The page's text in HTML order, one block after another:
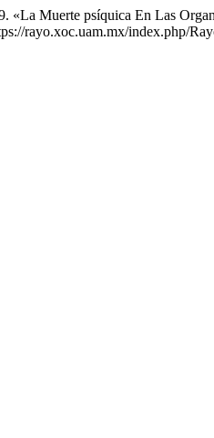
«La Muerte psíquica En Las
rayo.xoc.uam.mx/index.php/